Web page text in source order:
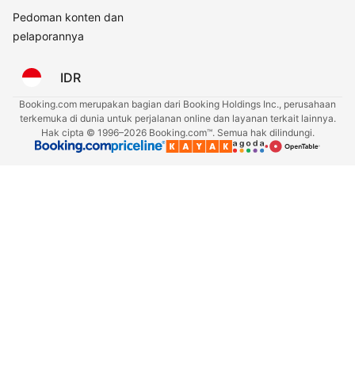
Pedoman konten dan
pelaporannya
IDR
Booking.com merupakan bagian dari Booking Holdings Inc., perusahaan
terkemuka di dunia untuk perjalanan online dan layanan terkait lainnya.
Hak cipta © 1996–2026 Booking.com™. Semua hak dilindungi.